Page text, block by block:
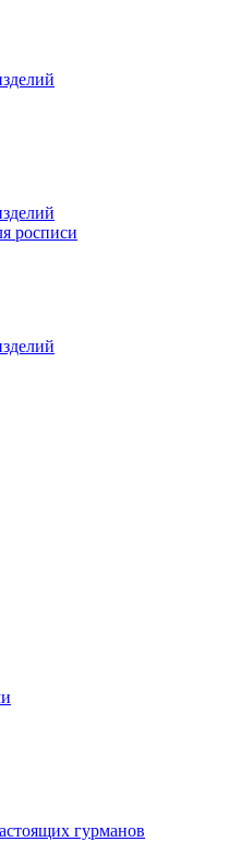
росписи
гурманов